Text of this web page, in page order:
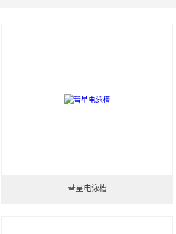
彗星电泳槽